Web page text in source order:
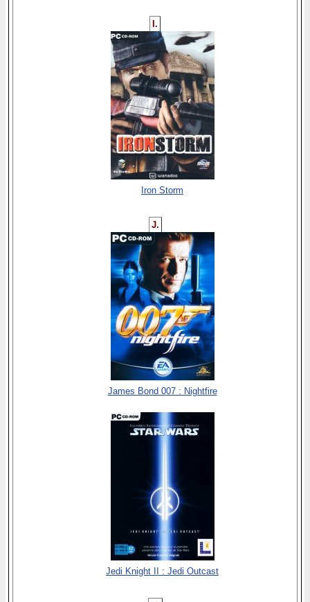
I.
Iron Storm
J.
James Bond 007 : Nightfire
Jedi Knight II : Jedi Outcast